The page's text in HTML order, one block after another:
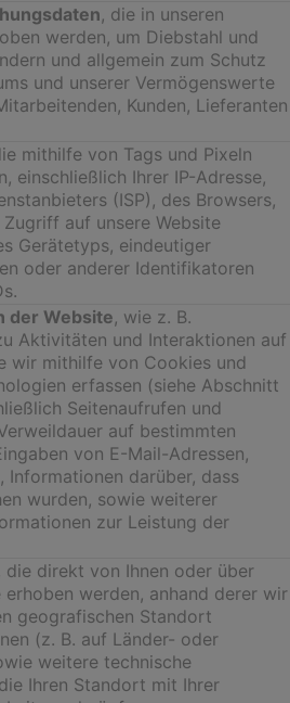
, die in unseren
werden, um Diebstahl und
und allgemein zum Schutz
und unserer Vermögenswerte
Kunden, Lieferanten
mithilfe von Tags und Pixeln
einschließlich Ihrer IP-Adresse,
(ISP), des Browsers,
auf unsere Website
Gerätetyps, eindeutiger
oder anderer Identifikatoren
der Website, wie z. B.
Aktivitäten und Interaktionen auf
wir mithilfe von Cookies und
erfassen (siehe Abschnitt
Seitenaufrufen und
auf bestimmten
von E-Mail-Adressen,
Informationen darüber, dass
wurden, sowie weiterer
zur Leistung der
, die direkt von Ihnen oder über
erhoben werden, anhand derer wir
geografischen Standort
(z. B. auf Länder- oder
weitere technische
Ihren Standort mit Ihrer